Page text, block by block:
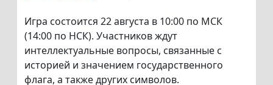
Игра состоится 22 августа в 10:00 по МСК
(14:00 по НСК). Участников ждут
интеллектуальные вопросы, связанные с
историей и значением государственного
флага, а также других символов.